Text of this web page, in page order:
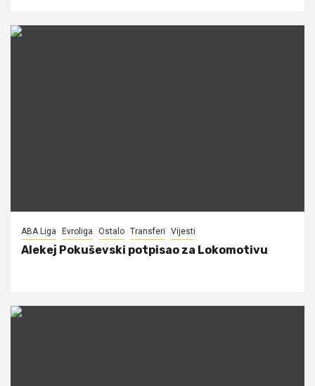
ABA Liga Evroliga Ostalo Transferi Vijesti
Alekej Pokuševski potpisao za Lokomotivu